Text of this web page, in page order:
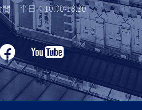
間 平日：10:00-18:30